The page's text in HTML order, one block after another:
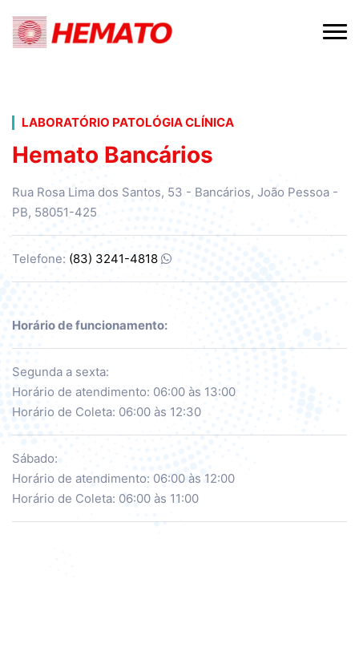
LABORATÓRIO PATOLÓGIA CLÍNICA
Hemato Bancários
Rua Rosa Lima dos Santos, 53 - Bancários, João Pessoa -
PB, 58051-425
Telefone: (83) 3241-4818
Horário de funcionamento:
Segunda a sexta:
Horário de atendimento: 06:00 às 13:00
Horário de Coleta: 06:00 às 12:30
Sábado:
Horário de atendimento: 06:00 às 12:00
Horário de Coleta: 06:00 às 11:00